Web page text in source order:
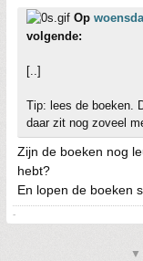
Op
volgende:
[..]
Tip: lees de boeken.
daar zit nog zoveel
Zijn de boeken nog
hebt?
En lopen de boeken
-
▼